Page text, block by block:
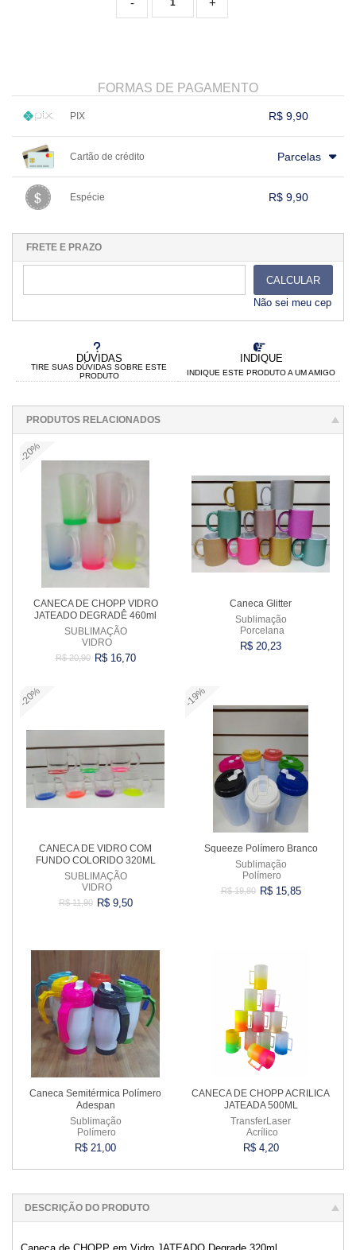
DÚVIDAS
TIRE SUAS DÚVIDAS SOBRE ESTE
PRODUTO
INDIQUE
INDIQUE ESTE PRODUTO A UM AMIGO
+
-
FORMAS DE PAGAMENTO
PIX R$ 9,90
..
Cartão de crédito Parcelas
...
Espécie R$ 9,90
..
...
FRETE E PRAZO
CALCULAR
Não sei meu cep
PRODUTOS RELACIONADOS
-20%
CANECA DE CHOPP VIDRO
JATEADO DEGRADÊ 460ml
SUBLIMAÇÃO
VIDRO
R$ 20,90 R$ 16,70
Caneca Glitter
Sublimação
Porcelana
R$ 20,23
-20%
CANECA DE VIDRO COM
FUNDO COLORIDO 320ML
SUBLIMAÇÃO
VIDRO
R$ 11,90 R$ 9,50
-19%
Squeeze Polímero Branco
Sublimação
Polímero
R$ 19,80 R$ 15,85
Caneca Semitérmica Polímero
Adespan
Sublimação
Polímero
R$ 21,00
CANECA DE CHOPP ACRILICA
JATEADA 500ML
TransferLaser
Acrílico
R$ 4,20
DESCRIÇÃO DO PRODUTO